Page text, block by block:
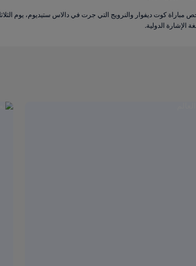
الإشارة الدولية.